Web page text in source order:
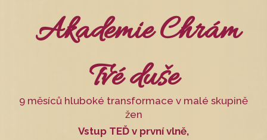
Akademie Chrám
Tvé duše
9 měsíců hluboké transformace v malé skupině
žen
Vstup TEĎ v první vlně,